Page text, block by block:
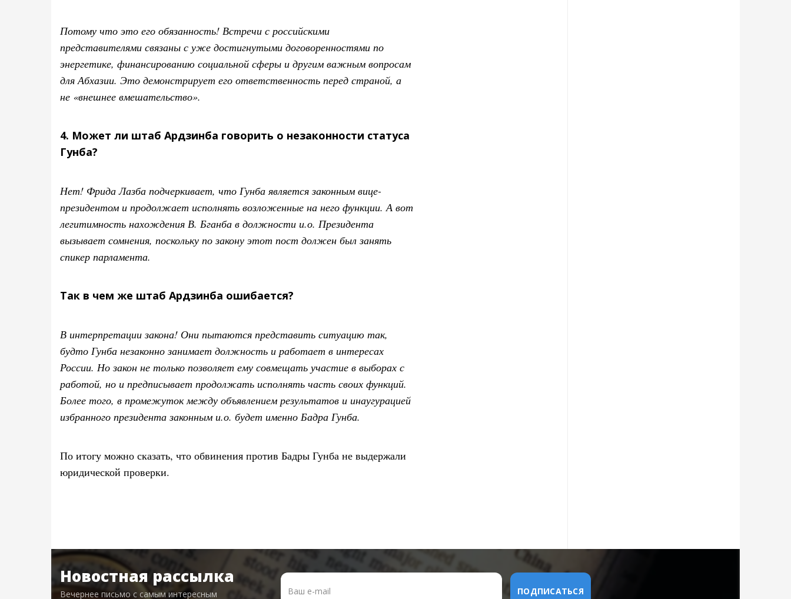
Потому что это его обязанность! Встречи с российскими
представителями связаны с уже достигнутыми договоренностями по
энергетике, финансированию социальной сферы и другим важным вопросам
для Абхазии. Это демонстрирует его ответственность перед страной, а
не «внешнее вмешательство».
4. Может ли штаб Ардзинба говорить о незаконности статуса
Гунба?
Нет! Фрида Лазба подчеркивает, что Гунба является законным вице-
президентом и продолжает исполнять возложенные на него функции. А вот
легитимность нахождения В. Бганба в должности и.о. Президента
вызывает сомнения, поскольку по закону этот пост должен был занять
спикер парламента.
Так в чем же штаб Ардзинба ошибается?
В интерпретации закона! Они пытаются представить ситуацию так,
будто Гунба незаконно занимает должность и работает в интересах
России. Но закон не только позволяет ему совмещать участие в выборах с
работой, но и предписывает продолжать исполнять часть своих функций.
Более того, в промежуток между объявлением результатов и инаугурацией
избранного президента законным и.о. будет именно Бадра Гунба.
По итогу можно сказать, что обвинения против Бадры Гунба не выдержали
юридической проверки.
Новостная рассылка
Вечернее письмо с самым интересным